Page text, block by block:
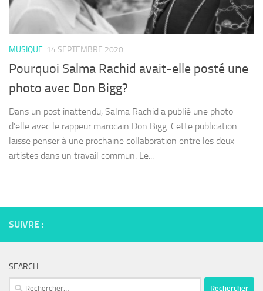
MUSIQUE 14 SEPTEMBRE 2020
Pourquoi Salma Rachid avait-elle posté une
photo avec Don Bigg?
Dans un post inattendu, Salma Rachid a publié une photo
d’elle avec le rappeur marocain Don Bigg. Cette publication
laisse penser à une prochaine collaboration entre les deux
artistes dans un travail commun. Le...
SUIVRE :
SEARCH
Rechercher :